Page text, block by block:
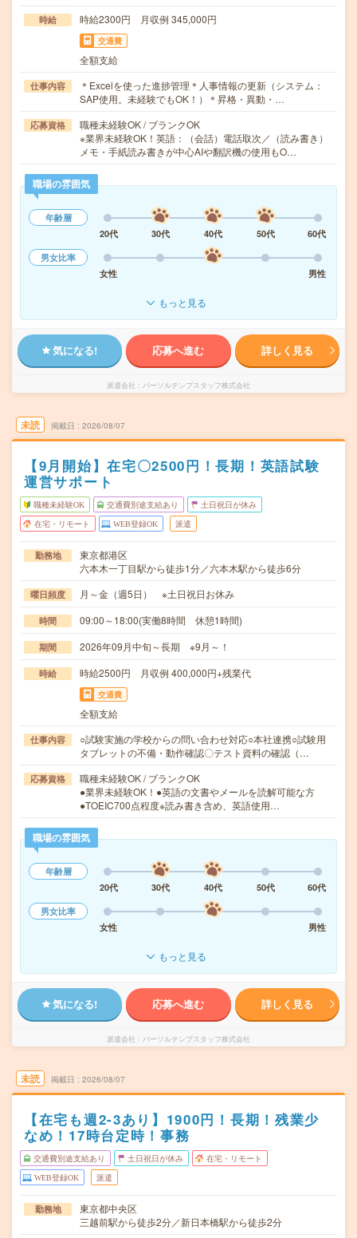
時給 時給2300円 月収例 345,000円
交通費
全額支給
仕事内容
＊Excelを使った進捗管理＊人事情報の更新（システム：
SAP使用。未経験でもOK！）＊昇格・異動・…
応募資格
職種未経験OK / ブランクOK
※業界未経験OK！英語：（会話）電話取次／（読み書き）
メモ・手紙読み書きが中心AIや翻訳機の使用もO…
職場の雰囲気
年齢層
20代
30代 40代 50代
60代
男女比率
女性
男性
もっと見る
気になる! 応募へ進む 詳しく見る
派遣会社 パーソルテンプスタッフ株式会社
未読 掲載日 2026/08/07
【9月開始】在宅〇2500円！長期！英語試験
運営サポート
職種未経験OK 交通費別途支給あり 土日祝日が休み
在宅・リモート WEB登録OK 派遣
勤務地
東京都港区
六本木一丁目駅から徒歩1分／六本木駅から徒歩6分
曜日頻度 月～金（週5日） ※土日祝日お休み
時間 09:00～18:00(実働8時間 休憩1時間)
期間 2026年09月中旬～長期 ※9月～！
時給 時給2500円 月収例 400,000円+残業代
交通費
全額支給
仕事内容
○試験実施の学校からの問い合わせ対応○本社連携○試験用
タブレットの不備・動作確認〇テスト資料の確認（…
応募資格
職種未経験OK / ブランクOK
●業界未経験OK！●英語の文書やメールを読解可能な方
●TOEIC700点程度※読み書き含め、英語使用…
職場の雰囲気
年齢層
20代
30代 40代 50代
60代
男女比率
女性
男性
もっと見る
気になる! 応募へ進む 詳しく見る
派遣会社 パーソルテンプスタッフ株式会社
未読 掲載日 2026/08/07
【在宅も週2-3あり】1900円！長期！残業少
なめ！17時台定時！事務
交通費別途支給あり 土日祝日が休み 在宅・リモート
WEB登録OK 派遣
勤務地
東京都中央区
三越前駅から徒歩2分／新日本橋駅から徒歩2分